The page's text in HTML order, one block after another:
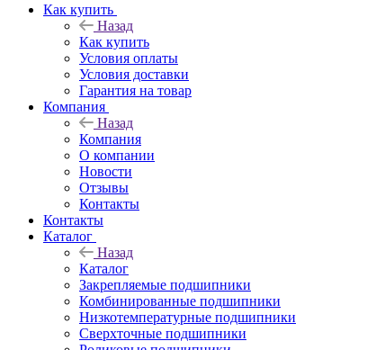
Как купить
Назад
Как купить
Условия оплаты
Условия доставки
Гарантия на товар
Компания
Назад
Компания
О компании
Новости
Отзывы
Контакты
Контакты
Каталог
Назад
Каталог
Закрепляемые подшипники
Комбинированные подшипники
Низкотемпературные подшипники
Сверхточные подшипники